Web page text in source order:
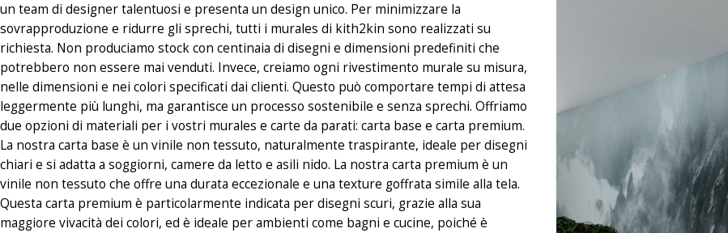
un team di designer talentuosi e presenta un design unico. Per minimizzare la
sovrapproduzione e ridurre gli sprechi, tutti i murales di kith2kin sono realizzati su
richiesta. Non produciamo stock con centinaia di disegni e dimensioni predefiniti che
potrebbero non essere mai venduti. Invece, creiamo ogni rivestimento murale su misura,
nelle dimensioni e nei colori specificati dai clienti. Questo può comportare tempi di attesa
leggermente più lunghi, ma garantisce un processo sostenibile e senza sprechi. Offriamo
due opzioni di materiali per i vostri murales e carte da parati: carta base e carta premium.
La nostra carta base è un vinile non tessuto, naturalmente traspirante, ideale per disegni
chiari e si adatta a soggiorni, camere da letto e asili nido. La nostra carta premium è un
vinile non tessuto che offre una durata eccezionale e una texture goffrata simile alla tela.
Questa carta premium è particolarmente indicata per disegni scuri, grazie alla sua
maggiore vivacità dei colori, ed è ideale per ambienti come bagni e cucine, poiché è